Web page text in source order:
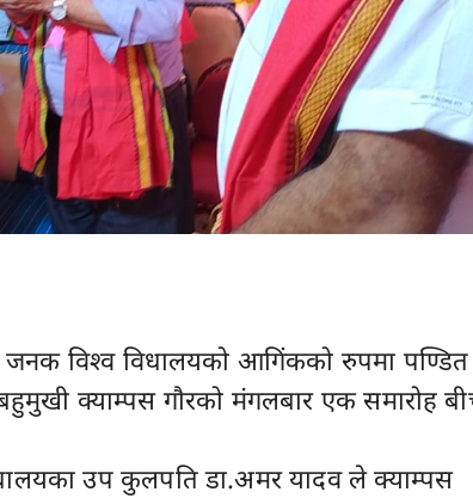
जनक विश्व विधालयको आगिंकको रुपमा पण्डित
क्याम्पस गाैरको मंगलबार एक समारोह
उप कुलपति डा.अमर यादव ले क्याम्पस